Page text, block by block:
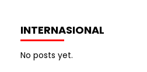
INTERNASIONAL
No posts yet.